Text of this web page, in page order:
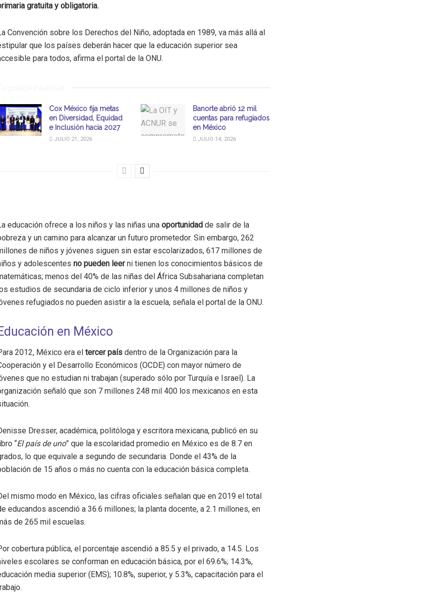
gratuita y obligatoria.
Convención sobre los Derechos del Niño, adoptada en 1989, va más allá al
que los países deberán hacer que la educación superior sea
para todos, afirma el portal de la ONU.
puede interesar
Cox México fija metas
en Diversidad, Equidad
e Inclusión hacia 2027
JULIO 21, 2026
Banorte abrió 12 mil
cuentas para refugiados
en México
JULIO 14, 2026
educación ofrece a los niños y las niñas una oportunidad de salir de la
y un camino para alcanzar un futuro prometedor. Sin embargo, 262
de niños y jóvenes siguen sin estar escolarizados, 617 millones de
y adolescentes no pueden leerni tienen los conocimientos básicos de
menos del 40% de las niñas del África Subsahariana completan
estudios de secundaria de ciclo inferior y unos 4 millones de niños y
refugiados no pueden asistir a la escuela, señala el portal de la ONU.
en México
2012, México era el tercer país dentro de la Organización para la
y el Desarrollo Económicos (OCDE) con mayor número de
que no estudian ni trabajan (superado sólo por Turquía e Israel). La
señaló que son 7 millones 248 mil 400 los mexicanos en esta
Dresser, académica, politóloga y escritora mexicana, publicó en su
“El país de uno” que la escolaridad promedio en México es de 8.7 en
lo que equivale a segundo de secundaria. Donde el 43% de la
de 15 años o más no cuenta con la educación básica completa.
mismo modo en México, las cifras oficiales señalan que en 2019 el total
educandos ascendió a 36.6 millones; la planta docente, a 2.1 millones, en
de 265 mil escuelas.
cobertura pública, el porcentaje ascendió a 85.5 y el privado, a 14.5. Los
escolares se conforman en educación básica, por el 69.6%; 14.3%,
media superior (EMS); 10.8%, superior, y 5.3%, capacitación para el